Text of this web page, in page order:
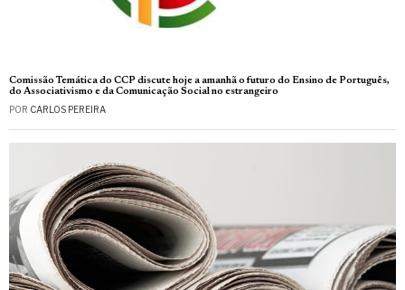
Comissão Temática do CCP discute hoje a amanhã o futuro do Ensino de Português,
do Associativismo e da Comunicação Social no estrangeiro
POR CARLOS PEREIRA